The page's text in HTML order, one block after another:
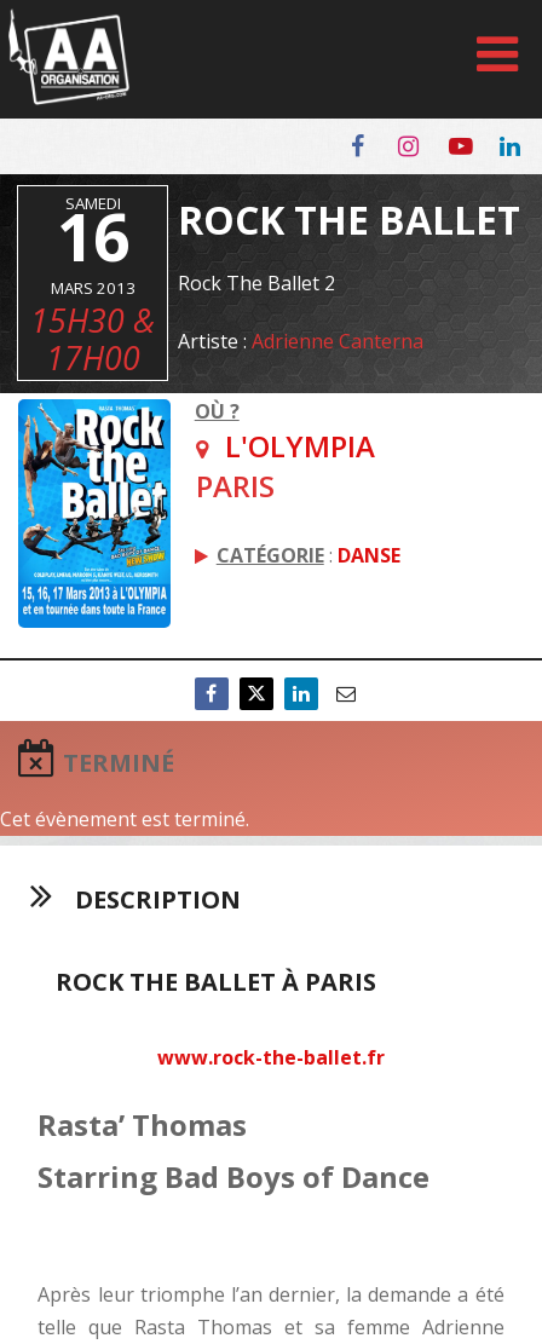
Panneau de gestion des cookies
SAMEDI
16
MARS 2013
15H30 &
17H00
ROCK THE BALLET
Rock The Ballet 2
Artiste :Adrienne Canterna
OÙ ?
L'OLYMPIA
PARIS
CATÉGORIE: DANSE
TERMINÉ
Cet évènement est terminé.
DESCRIPTION
ROCK THE BALLET À PARIS
www.rock-the-ballet.fr
Rasta’ Thomas
Starring Bad Boys of Dance
Après leur triomphe l’an dernier, la demande a été
telle que Rasta Thomas et sa femme Adrienne